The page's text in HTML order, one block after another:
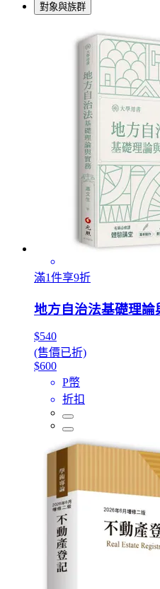
對象與族群
滿1件享9折
地方自治法基礎理論
$540
(售價已折)
$600
P幣
折扣